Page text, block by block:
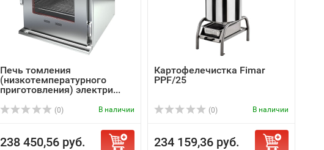
Печь томления
(низкотемпературного
приготовления) электри...
(0) В наличии
238 450,56 руб.
Картофелечистка Fimar
PPF/25
(0) В наличии
234 159,36 руб.